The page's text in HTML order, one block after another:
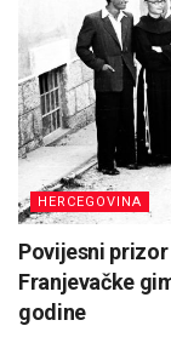
HERCEGOVINA
Povijesni
Franjevačke
godine